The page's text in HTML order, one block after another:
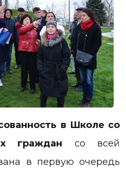
в Школе со
граждан со всей
в первую очередь